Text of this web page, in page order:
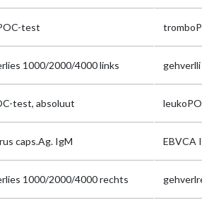
test
1000/2000/4000 links gehverlli
test, absoluut
caps.Ag. IgM EBVCA
1000/2000/4000 rechts